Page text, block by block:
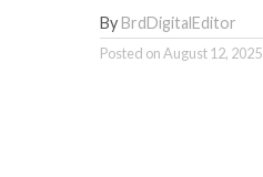
By BrdDigitalEditor
Posted onAugust 12, 2025